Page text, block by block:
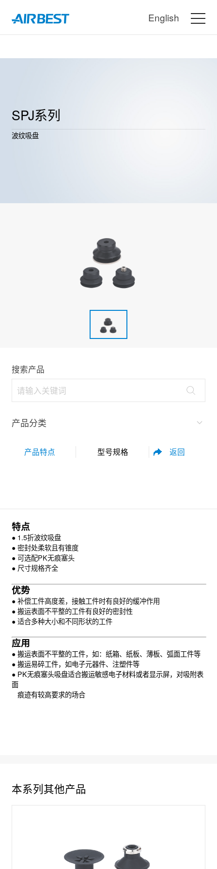
English
SPJ系列
波纹吸盘
搜索产品
产品分类
产品特点 型号规格
性能参数
资料下载
返回
特点
● 1.5折波纹吸盘
● 密封处柔软且有锥度
● 可选配PK无痕塞头
● 尺寸规格齐全
优势
● 补偿工件高度差，接触工件时有良好的缓冲作用
● 搬运表面不平整的工件有良好的密封性
● 适合多种大小和不同形状的工件
应用
● 搬运表面不平整的工件，如：纸箱、纸板、薄板、弧面工件等
●搬运易碎工件，如电子元器件、注塑件等
●PK无痕塞头吸盘适合搬运敏感电子材料或者显示屏，对吸附表
面
痕迹有较高要求的场合
本系列其他产品